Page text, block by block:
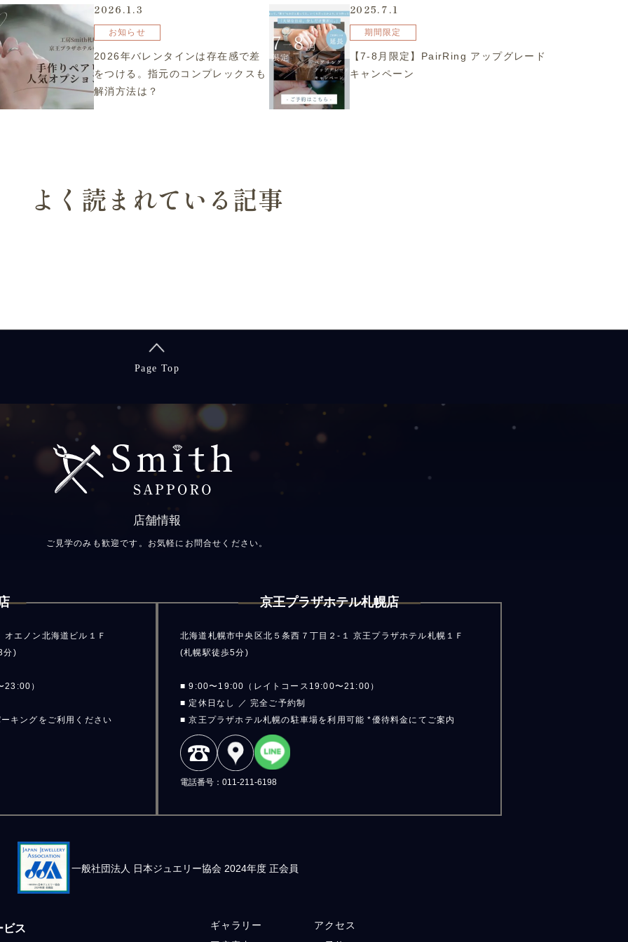
2026.1.3
お知らせ
2026年バレンタインは存在感で差
をつける。指元のコンプレックスも
解消方法は？
2025.7.1
期間限定
【7-8月限定】PairRing アップグレード
キャンペーン
よく読まれている記事
Page Top
店舗情報
ご見学のみも歓迎です。お気軽にお問合せください。
オエノン北海道ビル１Ｆ
分)
）
キングをご利用ください
京王プラザホテル札幌店
北海道札幌市中央区北５条西７丁目２-１ 京王プラザホテル札幌１Ｆ
(札幌駅徒歩5分)
■ 9:00〜19:00（レイトコース19:00〜21:00）
■ 定休日なし ／ 完全ご予約制
■ 京王プラザホテル札幌の駐車場を利用可能 *優待料金にてご案内
電話番号：011-211-6198
一般社団法人 日本ジュエリー協会 2024年度 正会員
ビス
ギャラリー
アクセス